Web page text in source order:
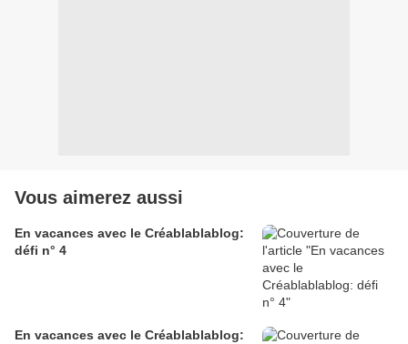
Vous aimerez aussi
En vacances avec le Créablablablog:
défi n° 4
En vacances avec le Créablablablog: